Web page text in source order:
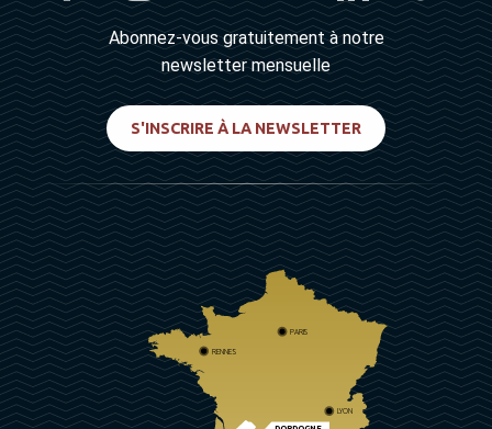
Abonnez-vous gratuitement à notre
newsletter mensuelle
S'INSCRIRE À LA NEWSLETTER
PARIS
RENNES
LYON